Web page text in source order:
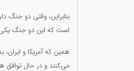
بنابراین، وقتی دو جنگ
است که این دو جنگ یکی
همین که آمریکا و
می‌کنند و در حال توافق